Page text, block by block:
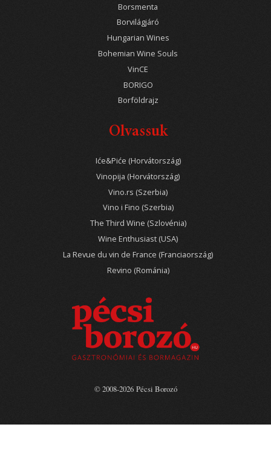
Borsmenta
Borvilágjáró
Hungarian Wines
Bohemian Wine Souls
VinCE
BORIGO
Borföldrajz
Olvassuk
Iće&Piće (Horvátország)
Vinopija (Horvátország)
Vino.rs (Szerbia)
Vino i Fino (Szerbia)
The Third Wine (Szlovénia)
Wine Enthusiast (USA)
La Revue du vin de France (Franciaország)
Revino (Románia)
© 2008-2026 Pécsi Borozó